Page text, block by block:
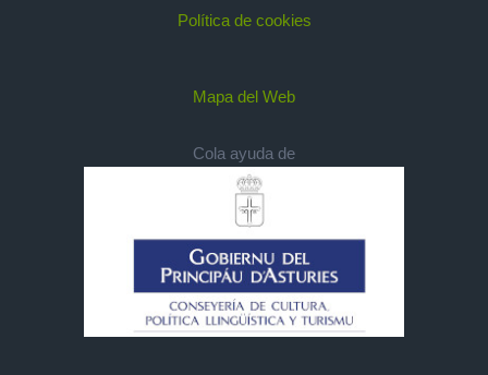
Política de cookies
Mapa del Web
Cola ayuda de